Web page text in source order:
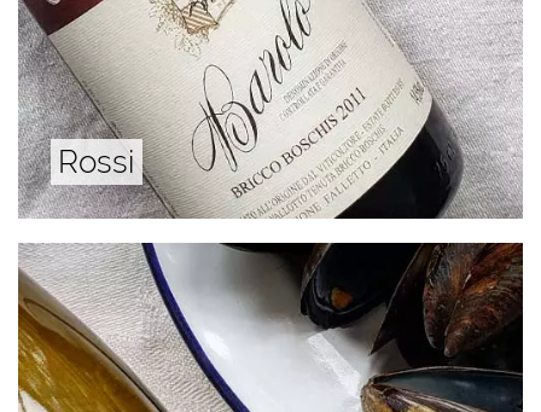
Rossi